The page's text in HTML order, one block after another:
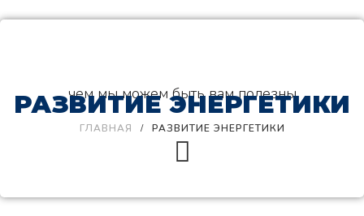
чем мы можем быть вам полезны
РАЗВИТИЕ ЭНЕРГЕТИКИ
ГЛАВНАЯ РАЗВИТИЕ ЭНЕРГЕТИКИ